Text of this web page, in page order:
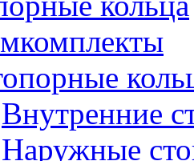
Внутренние
Наружные